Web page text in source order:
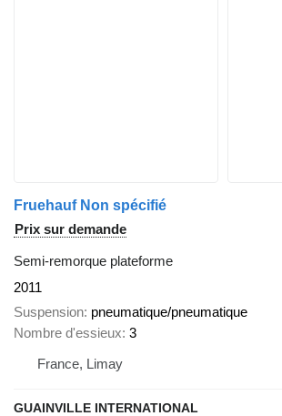
Fruehauf Non spécifié
Prix sur demande
Semi-remorque plateforme
2011
Suspension pneumatique/pneumatique
Nombre d'essieux 3
France, Limay
GUAINVILLE INTERNATIONAL